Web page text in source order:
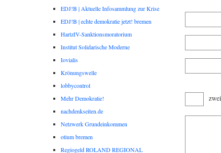
EDJ!B | Aktuelle Infosammlung zur Krise
EDJ!B | echte demokratie jetzt! bremen
HartzIV-Sanktionsmoratorium
Institut Solidarische Moderne
Iovialis
Krönungswelle
lobbycontrol
Mehr Demokratie!
nachdenkseiten.de
Netzwerk Grundeinkommen
otium bremen
Regiogeld ROLAND REGIONAL